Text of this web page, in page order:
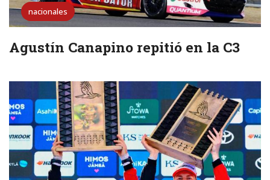
nacionales
Agustín Canapino repitió en la C3